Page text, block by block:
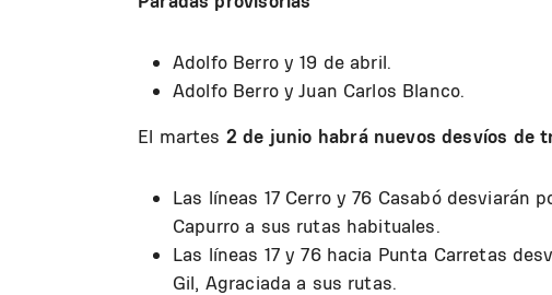
Adolfo Berro y 19 de abril.
Adolfo Berro y Juan Carlos Blanco.
El martes 2 de junio habrá nuevos desvíos de
Las líneas 17 Cerro y 76 Casabó desviarán
Capurro a sus rutas habituales.
Las líneas 17 y 76 hacia Punta Carretas
Gil, Agraciada a sus rutas.